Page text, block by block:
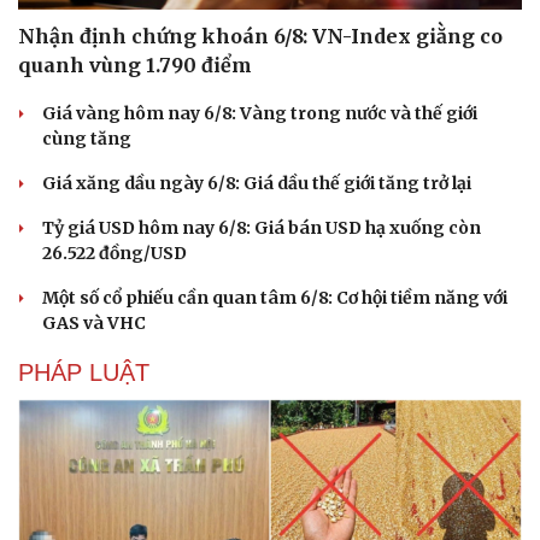
Nhận định chứng khoán 6/8: VN-Index giằng co
quanh vùng 1.790 điểm
Giá vàng hôm nay 6/8: Vàng trong nước và thế giới
cùng tăng
Giá xăng dầu ngày 6/8: Giá dầu thế giới tăng trở lại
Tỷ giá USD hôm nay 6/8: Giá bán USD hạ xuống còn
26.522 đồng/USD
Một số cổ phiếu cần quan tâm 6/8: Cơ hội tiềm năng với
GAS và VHC
PHÁP LUẬT